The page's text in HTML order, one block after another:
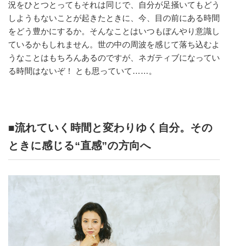
況をひとつとってもそれは同じで、自分が足掻いてもどう
しようもないことが起きたときに、今、目の前にある時間
をどう豊かにするか。そんなことはいつもぼんやり意識し
ているかもしれません。世の中の周波を感じて落ち込むよ
うなことはもちろんあるのですが、ネガティブになってい
る時間はないぞ！ とも思っていて……。
■流れていく時間と変わりゆく自分。その
ときに感じる“直感”の方向へ